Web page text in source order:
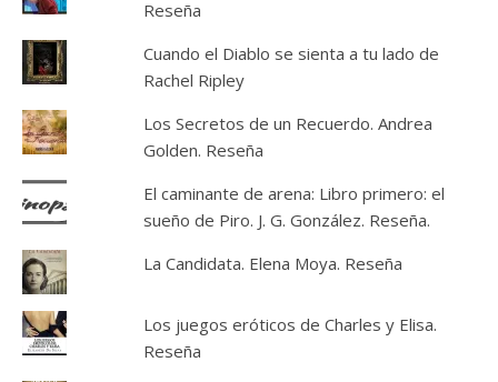
Reseña
Cuando el Diablo se sienta a tu lado de
Rachel Ripley
Los Secretos de un Recuerdo. Andrea
Golden. Reseña
El caminante de arena: Libro primero: el
sueño de Piro. J. G. González. Reseña.
La Candidata. Elena Moya. Reseña
Los juegos eróticos de Charles y Elisa.
Reseña